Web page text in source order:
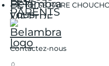
SE FAIRE
Contactez-nous